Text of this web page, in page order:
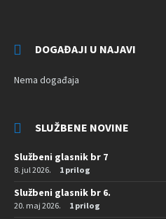
DOGAĐAJI U NAJAVI
Nema događaja
SLUŽBENE NOVINE
Službeni glasnik br 7
8. jul 2026. 1 prilog
Službeni glasnik br 6.
20. maj 2026. 1 prilog